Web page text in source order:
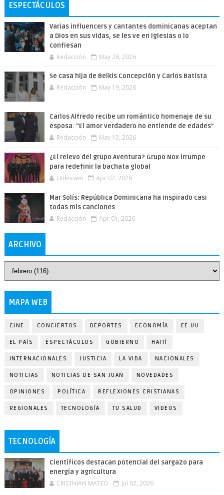
ESPECTÁCULOS
Varias influencers y cantantes dominicanas aceptan
a Dios en sus vidas, se les ve en iglesias o lo
confiesan
Redacción May 28, 2026
Se casa hija de Belkis Concepción y Carlos Batista
Redacción May 19, 2026
Carlos Alfredo recibe un romántico homenaje de su
esposa: “El amor verdadero no entiende de edades”
Redacción May 13, 2026
¿El relevo del grupo Aventura? Grupo Nox irrumpe
para redefinir la bachata global
Unknown Apr 07, 2026
Mar Solís: República Dominicana ha inspirado casi
todas mis canciones
Redacción Apr 01, 2026
ARCHIVO
MAPA WEB
CINE CONCIERTOS DEPORTES ECONOMÍA EE.UU
EL PAÍS ESPECTÁCULOS GOBIERNO HAITÍ
INTERNACIONALES JUSTICIA LA VIDA NACIONALES
NOTICIAS NOTICIAS DE SAN JUAN NOVEDADES
OPINIONES POLÍTICA REFLEXIONES CRISTIANAS
REGIONALES TECNOLOGÍA TU SALUD VIDEOS
TECNOLOGÍA
Científicos destacan potencial del sargazo para
energía y agricultura
CRISTHIAN MATEO Jul 02, 2026